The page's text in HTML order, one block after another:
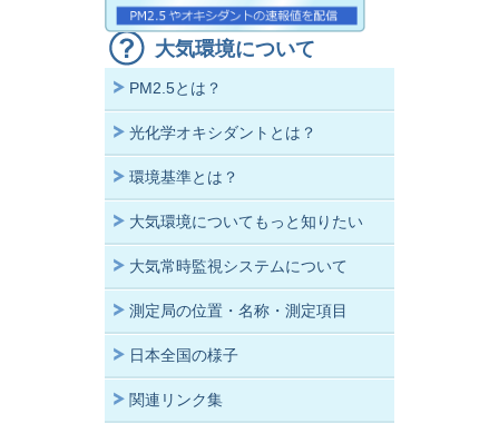
大気環境について
PM2.5とは？
光化学オキシダントとは？
環境基準とは？
大気環境についてもっと知りたい
大気常時監視システムについて
測定局の位置・名称・測定項目
日本全国の様子
関連リンク集